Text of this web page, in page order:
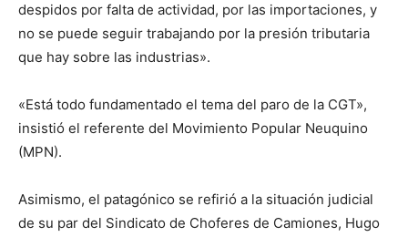
despidos por falta de actividad, por las importaciones, y
no se puede seguir trabajando por la presión tributaria
que hay sobre las industrias».
«Está todo fundamentado el tema del paro de la CGT»,
insistió el referente del Movimiento Popular Neuquino
(MPN).
Asimismo, el patagónico se refirió a la situación judicial
de su par del Sindicato de Choferes de Camiones, Hugo